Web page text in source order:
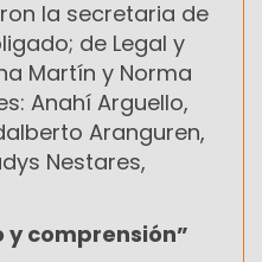
la secretaria de
de Legal y
Martín y Norma
Anahí Arguello,
Aranguren,
Nestares,
comprensión”